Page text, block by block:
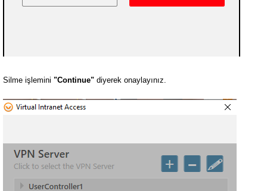
Silme işlemini "Continue" diyerek onaylayınız.